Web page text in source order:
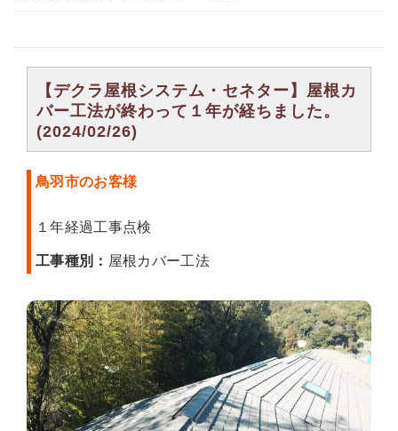
【デクラ屋根システム・セネター】屋根カ
バー工法が終わって１年が経ちました。
(2024/02/26)
鳥羽市のお客様
１年経過工事点検
工事種別： 屋根カバー工法